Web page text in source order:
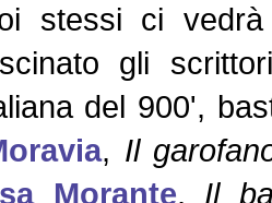
stessi ci
gli
del 900',
, Il
Morante, Il